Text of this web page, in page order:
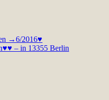
→6/2016♥
– in 13355 Berlin